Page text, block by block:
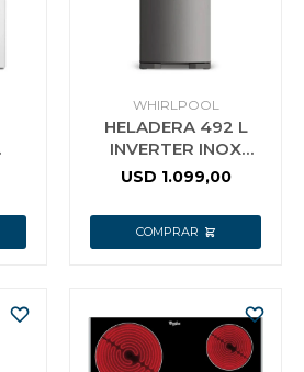
WHIRLPOOL
HELADERA 492 L
INVERTER INOX
WHIRLPOOL
USD 1.099,00